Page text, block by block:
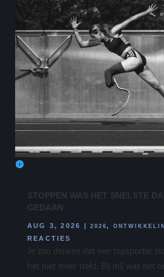
STOPPEN WAS HET SNELSTE
GEDAAN
AUG 3, 2026 |2026,
REACTIES
Je zou denken dat een topsporter
het niet meer trekt. Bij mij was het